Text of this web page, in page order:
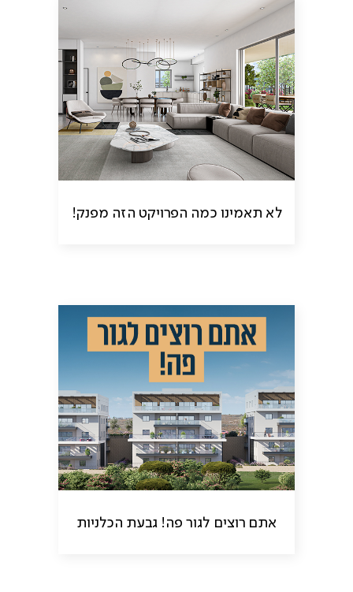
לא תאמינו כמה הפרויקט הזה מפנק!
אתם רוצים לגור פה! גבעת הכלניות